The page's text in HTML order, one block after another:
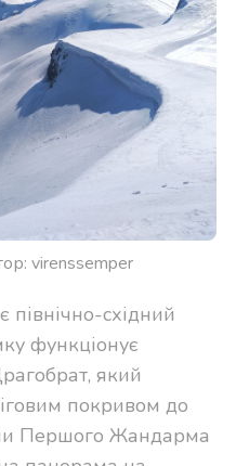
virenssemper
східний
функціонує
який
покривом до
Першого Жандарма